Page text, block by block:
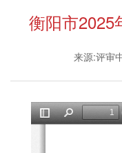
衡阳市2025
来源:评审